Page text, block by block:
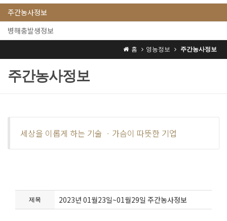
주간농사정보
병해충발생정보
홈 영농정보 주간농사정보
주간농사정보
세상을 이롭게 하는 기술 ㆍ가슴이 따뜻한 기업
제목 2023년 01월23일~01월29일 주간농사정보